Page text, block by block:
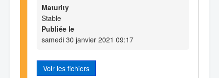
Maturity
Stable
Publiée le
samedi 30 janvier 2021 09:17
Voir les fichiers